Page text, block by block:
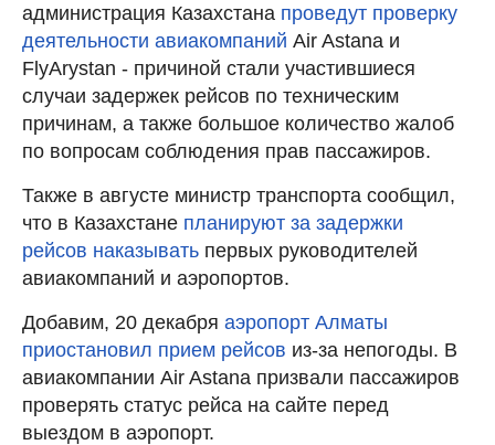
администрация Казахстана проведут проверку
деятельности авиакомпаний Air Astana и
FlyArystan - причиной стали участившиеся
случаи задержек рейсов по техническим
причинам, а также большое количество жалоб
по вопросам соблюдения прав пассажиров.
Также в августе министр транспорта сообщил,
что в Казахстане планируют за задержки
рейсов наказывать первых руководителей
авиакомпаний и аэропортов.
Добавим, 20 декабря аэропорт Алматы
приостановил прием рейсов из-за непогоды. В
авиакомпании Air Astana призвали пассажиров
проверять статус рейса на сайте перед
выездом в аэропорт.